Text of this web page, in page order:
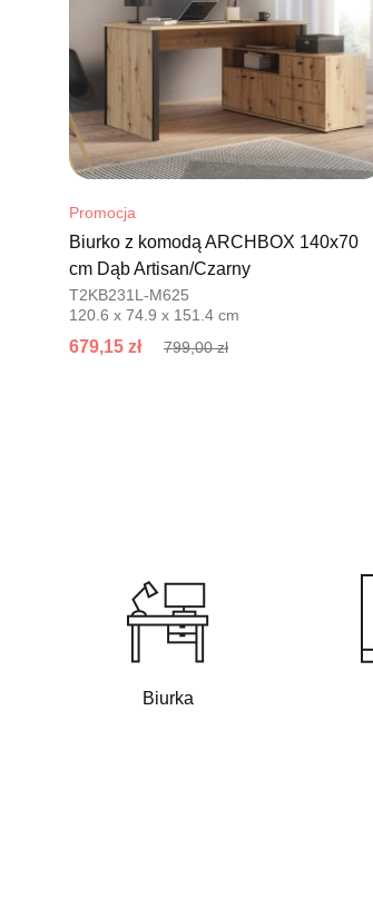
Promocja
Biurko z komodą ARCHBOX 140x70
cm Dąb Artisan/Czarny
T2KB231L-M625
120.6 x 74.9 x 151.4 cm
679,15 zł 799,00 zł
Biurka